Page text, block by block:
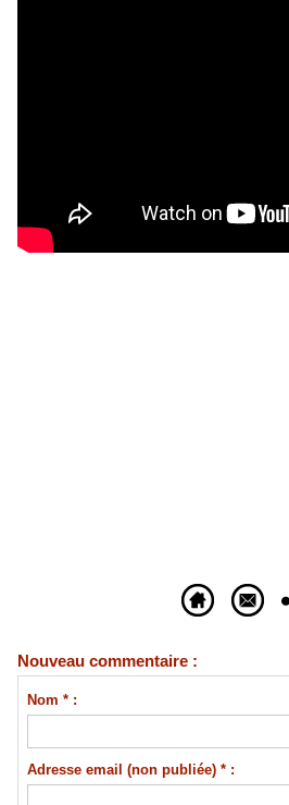
Nouveau commentaire :
Nom * :
Adresse email (non publiée) * :